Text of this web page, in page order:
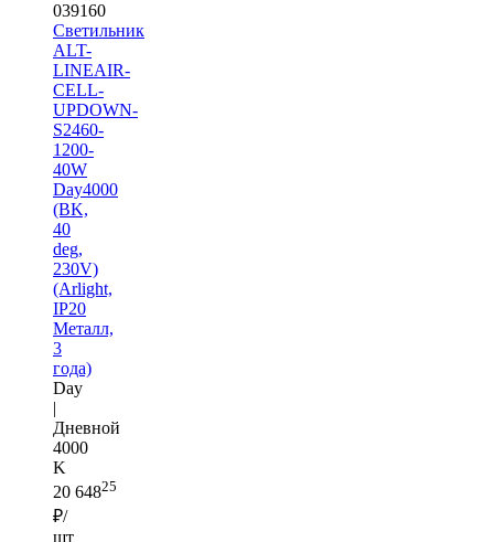
039160
Светильник
ALT-
LINEAIR-
CELL-
UPDOWN-
S2460-
1200-
40W
Day4000
(BK,
40
deg,
230V)
(Arlight,
IP20
Металл,
3
года)
Day
|
Дневной
4000
K
20 64825
₽/
шт